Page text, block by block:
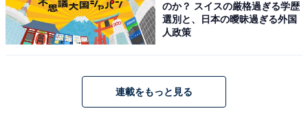
バッグのサイズは約W28.5×H17.5×D9cmと、コンパクト
ながら500mLのペットボトルやお出かけの必需品がしっ
のか？ スイスの厳格過ぎる学歴
選別と、日本の曖昧過ぎる外国
人政策
連載をもっと見る